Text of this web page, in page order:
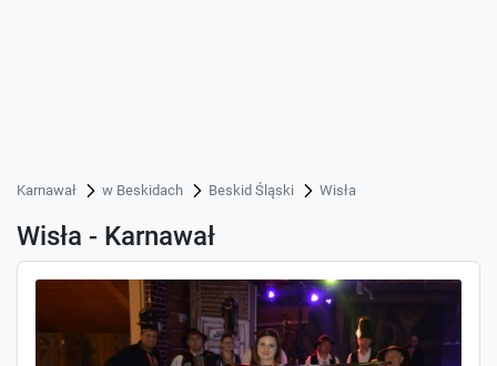
Karnawał w Beskidach Beskid Śląski Wisła
Wisła - Karnawał